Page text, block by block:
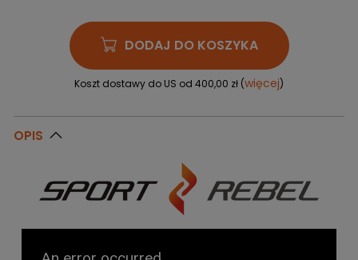
DODAJ DO KOSZYKA
Koszt dostawy do US od 400,00 zł (więcej)
OPIS